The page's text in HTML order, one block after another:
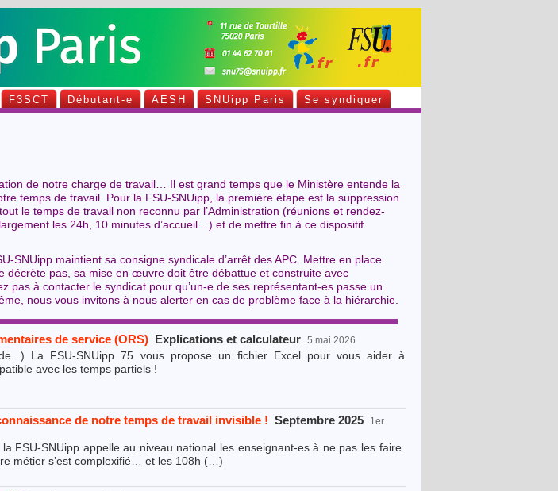
F3SCT Débutant-e AESH SNUipp Paris Se syndiquer
de notre charge de travail… Il est grand temps que le Ministère entende la
temps de travail. Pour la FSU-SNUipp, la première étape est la suppression
le temps de travail non reconnu par l’Administration (réunions et rendez-
les 24h, 10 minutes d’accueil…) et de mettre fin à ce dispositif
SNUipp maintient sa consigne syndicale d’arrêt des APC. Mettre en place
décrète pas, sa mise en œuvre doit être débattue et construite avec
pas à contacter le syndicat pour qu’un-e de ses représentant-es passe un
nous vous invitons à nous alerter en cas de problème face à la hiérarchie.
de service (ORS) Explications et calculateur 5 mai 2026
La FSU-SNUipp 75 vous propose un fichier Excel pour vous aider à
avec les temps partiels !
de notre temps de travail invisible ! Septembre 2025
1er
FSU-SNUipp appelle au niveau national les enseignant-es à ne pas les faire.
métier s’est complexifié… et les 108h (…)